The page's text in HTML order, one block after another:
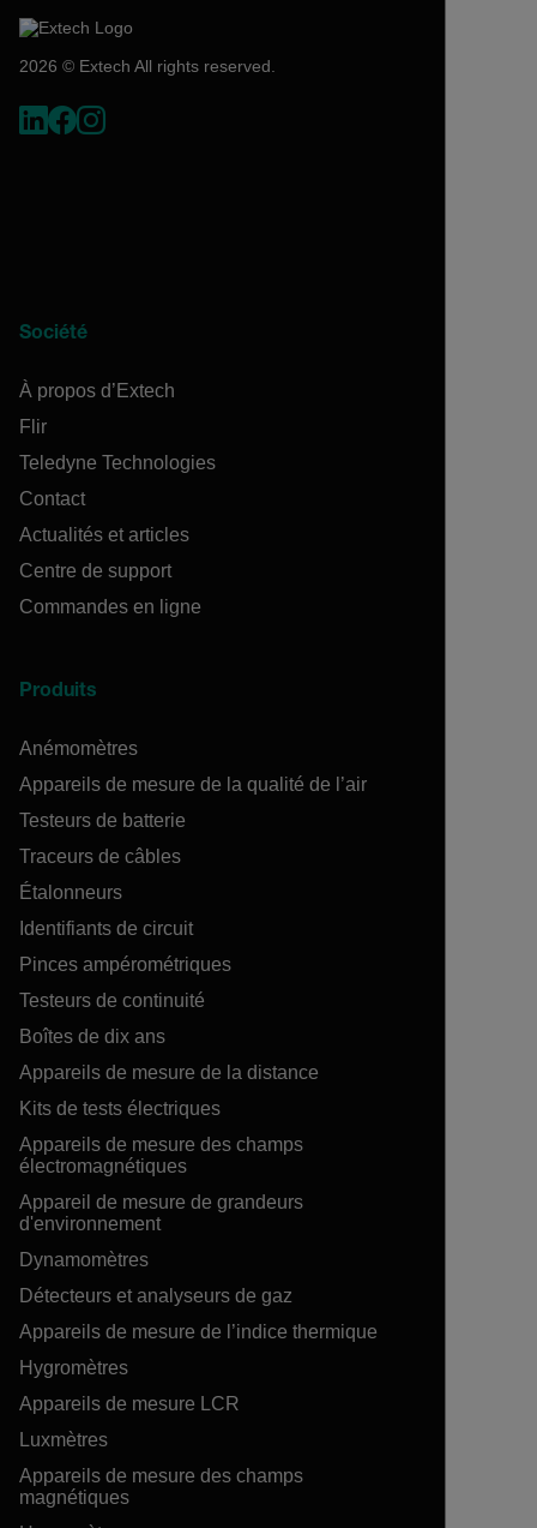
2026 © Extech All rights reserved.
Société
À propos d’Extech
Flir
Teledyne Technologies
Contact
Actualités et articles
Centre de support
Commandes en ligne
Produits
Anémomètres
Appareils de mesure de la qualité de l’air
Testeurs de batterie
Traceurs de câbles
Étalonneurs
Identifiants de circuit
Pinces ampérométriques
Testeurs de continuité
Boîtes de dix ans
Appareils de mesure de la distance
Kits de tests électriques
Appareils de mesure des champs
électromagnétiques
Appareil de mesure de grandeurs
d'environnement
Dynamomètres
Détecteurs et analyseurs de gaz
Appareils de mesure de l’indice thermique
Hygromètres
Appareils de mesure LCR
Luxmètres
Appareils de mesure des champs
magnétiques